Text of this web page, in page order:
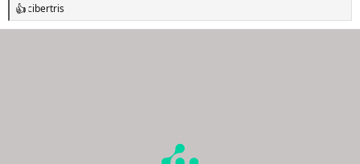
R
e
cibertris